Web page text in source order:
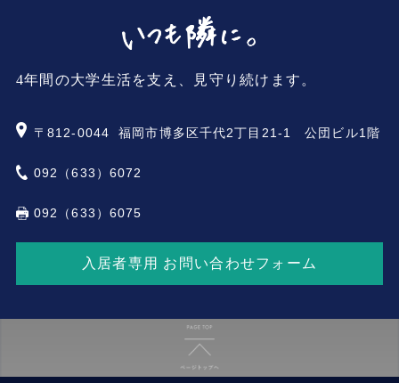
4年間の大学生活を支え、見守り続けます。
〒812-0044 福岡市博多区千代2丁目21-1 公団ビル1階
092（633）6072
092（633）6075
入居者専用 お問い合わせフォーム